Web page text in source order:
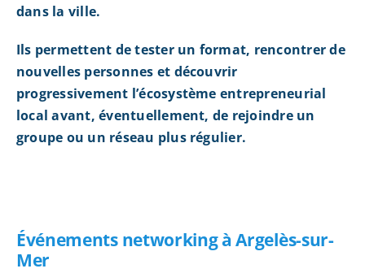
dans la ville.
Ils permettent de tester un format, rencontrer de
nouvelles personnes et découvrir
progressivement l’écosystème entrepreneurial
local avant, éventuellement, de rejoindre un
groupe ou un réseau plus régulier.
Événements networking à Argelès-sur-
Mer